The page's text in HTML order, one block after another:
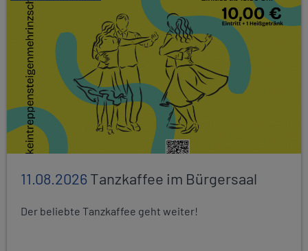
11.08.2026Tanzkaffee im Bürgersaal
Der beliebte Tanzkaffee geht weiter!